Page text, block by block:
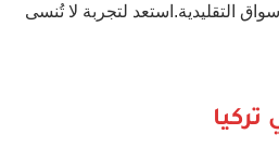
التقليدية.استعد لتجربة لا تُنسى